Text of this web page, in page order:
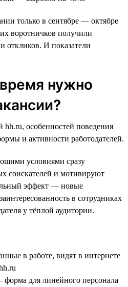
только в сентябре — октябре
воротничков получили
откликов. И показатели
нужно
особенностей поведения
и активности работодателей.
условиями сразу
соискателей и мотивируют
эффект — новые
в сотрудниках
у тёплой аудитории.
в работе, видят в интернете
для линейного персонала